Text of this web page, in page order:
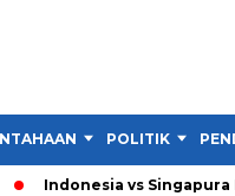
POLITIK
Indonesia vs Singapura